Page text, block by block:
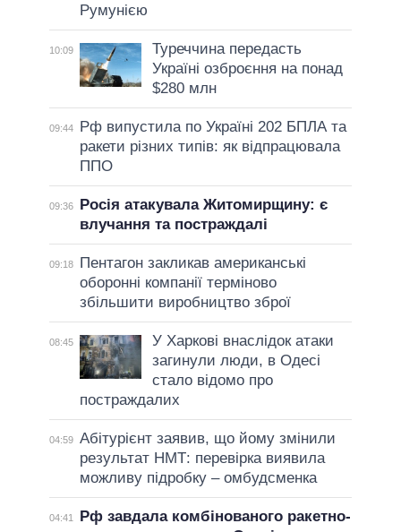
Румунією
10:09
Туреччина передасть
Україні озброєння на понад
$280 млн
09:44
Рф випустила по Україні 202 БПЛА та
ракети різних типів: як відпрацювала
ППО
09:36
Росія атакувала Житомирщину: є
влучання та постраждалі
09:18
Пентагон закликав американські
оборонні компанії терміново
збільшити виробництво зброї
08:45
У Харкові внаслідок атаки
загинули люди, в Одесі
стало відомо про
постраждалих
04:59 Абітурієнт заявив, що йому змінили
результат НМТ: перевірка виявила
можливу підробку – омбудсменка
04:41
Рф завдала комбінованого ракетно-